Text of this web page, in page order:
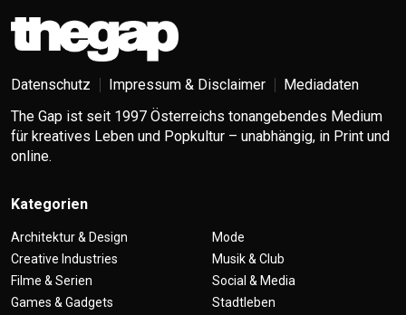
Datenschutz Impressum & Disclaimer
Mediadaten
The Gap ist seit 1997 Österreichs tonangebendes Medium
für kreatives Leben und Popkultur – unabhängig, in Print und
online.
Kategorien
Architektur & Design
Creative Industries
Filme & Serien
Games & Gadgets
Mode
Musik & Club
Social & Media
Stadtleben